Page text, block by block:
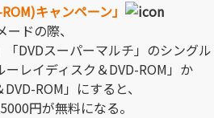
キャンペーン」
ドの際、
「DVDスーパーマルチ」のシング
レイディスク＆DVD-ROM」か
ROM」にすると、
円が無料になる。